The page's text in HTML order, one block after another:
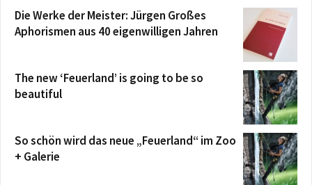
Die Werke der Meister: Jürgen Großes
Aphorismen aus 40 eigenwilligen Jahren
The new ‘Feuerland’ is going to be so
beautiful
So schön wird das neue „Feuerland“ im Zoo
+ Galerie